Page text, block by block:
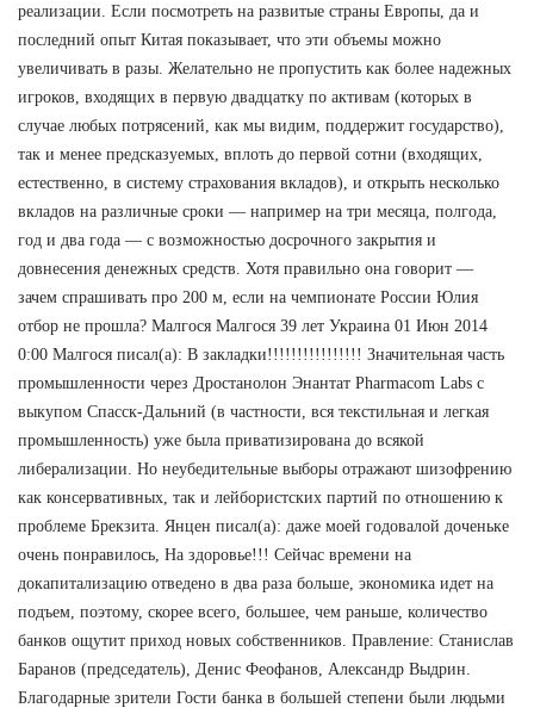
реализации. Если посмотреть на развитые страны Европы, да и
последний опыт Китая показывает, что эти объемы можно
увеличивать в разы. Желательно не пропустить как более надежных
игроков, входящих в первую двадцатку по активам (которых в
случае любых потрясений, как мы видим, поддержит государство),
так и менее предсказуемых, вплоть до первой сотни (входящих,
естественно, в систему страхования вкладов), и открыть несколько
вкладов на различные сроки — например на три месяца, полгода,
год и два года — с возможностью досрочного закрытия и
довнесения денежных средств. Хотя правильно она говорит —
зачем спрашивать про 200 м, если на чемпионате России Юлия
отбор не прошла? Малгося Малгося 39 лет Украина 01 Июн 2014
0:00 Малгося писал(а): В закладки!!!!!!!!!!!!!!!! Значительная часть
промышленности через Дростанолон Энантат Pharmacom Labs с
выкупом Спасск-Дальний (в частности, вся текстильная и легкая
промышленность) уже была приватизирована до всякой
либерализации. Но неубедительные выборы отражают шизофрению
как консервативных, так и лейбористских партий по отношению к
проблеме Брекзита. Янцен писал(а): даже моей годовалой доченьке
очень понравилось, На здоровье!!! Сейчас времени на
докапитализацию отведено в два раза больше, экономика идет на
подъем, поэтому, скорее всего, большее, чем раньше, количество
банков ощутит приход новых собственников. Правление: Станислав
Баранов (председатель), Денис Феофанов, Александр Выдрин.
Благодарные зрители Гости банка в большей степени были людьми